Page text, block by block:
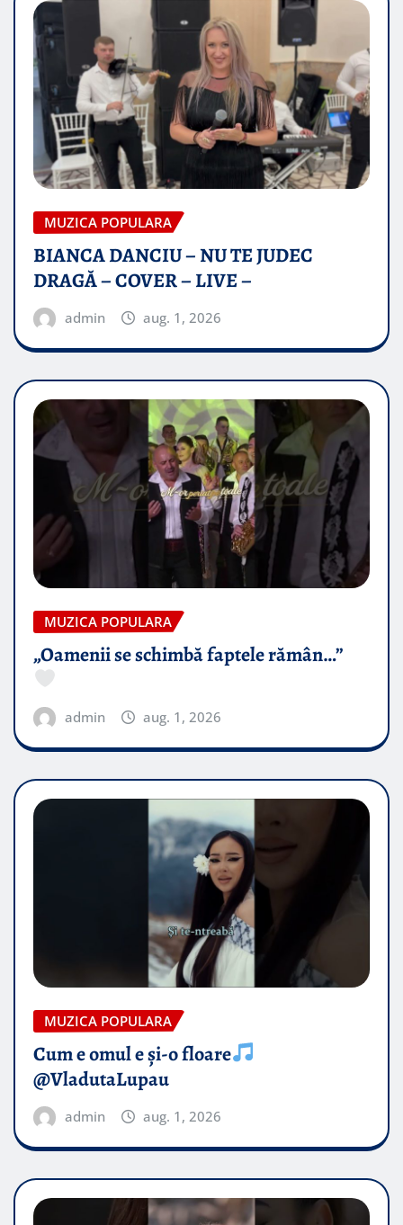
MUZICA POPULARA
BIANCA DANCIU – NU TE JUDEC
DRAGĂ – COVER – LIVE –
admin aug. 1, 2026
MUZICA POPULARA
„Oamenii se schimbă faptele rămân…”
admin aug. 1, 2026
MUZICA POPULARA
Cum e omul e și-o floare
@VladutaLupau
admin aug. 1, 2026